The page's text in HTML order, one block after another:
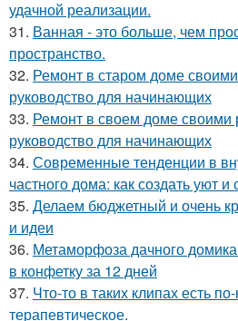
удачной реализации.
31. Ванная - это больше, чем
пространство.
32. Ремонт в старом доме
руководство для начинающих
33. Ремонт в своем доме своими
руководство для начинающих
34. Современные тенденции в
частного дома: как создать уют и
35. Делаем бюджетный и очень
и идеи
36. Метаморфоза дачного
в конфетку за 12 дней
37. Что-то в таких клипах есть
терапевтическое.